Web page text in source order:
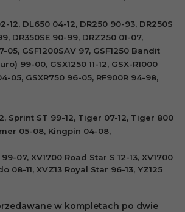
12, DL650 04-12, DR250 90-93, DR250S
DR350SE 90-99, DRZ250 01-07,
05, GSF1200SAV 97, GSF1250 Bandit
99-00, GSX1250 11-12, GSX-R1000
05, GSXR750 96-05, RF900R 94-98,
Sprint ST 99-12, Tiger 07-12, Tiger 800
05-08, Kingpin 04-08,
07, XV1700 Road Star S 12-13, XV1700
08-11, XVZ13 Royal Star 96-13, YZ125
w kompletach po dwie